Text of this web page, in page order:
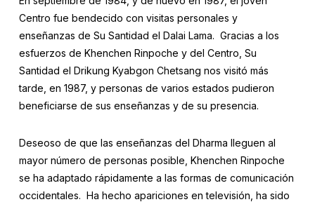
Centro fue bendecido con visitas personales y
enseñanzas de Su Santidad el Dalai Lama. Gracias a los
esfuerzos de Khenchen Rinpoche y del Centro, Su
Santidad el Drikung Kyabgon Chetsang nos visitó más
tarde, en 1987, y personas de varios estados pudieron
beneficiarse de sus enseñanzas y de su presencia.
Deseoso de que las enseñanzas del Dharma lleguen al
mayor número de personas posible, Khenchen Rinpoche
se ha adaptado rápidamente a las formas de comunicación
occidentales. Ha hecho apariciones en televisión, ha sido